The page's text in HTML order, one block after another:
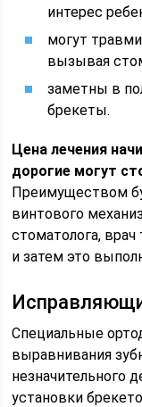
интерес
могут
вызывая
заметны в
брекеты.
Цена лечения
дорогие могут
Преимуществом
винтового
стоматолога,
и затем это
Специальные
выравнивания
незначительного
установки